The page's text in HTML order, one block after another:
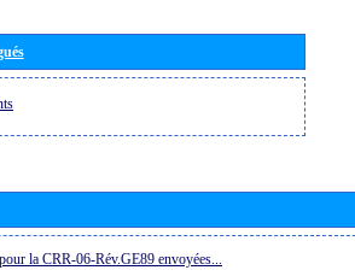
la CRR-06-Rév.GE89 envoyées...